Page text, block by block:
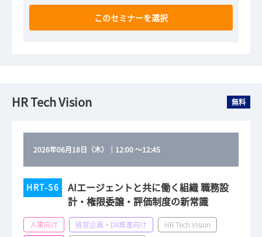
このセミナーを選択
HR Tech Vision 無料
2026年06月18日（木） ｜ 12:00～12:45
HRT-S6
AIエージェントと共に働く組織 職務設
計・権限委譲・評価制度の新常識
人事向け 経営企画・DX推進向け
HR Tech Vision